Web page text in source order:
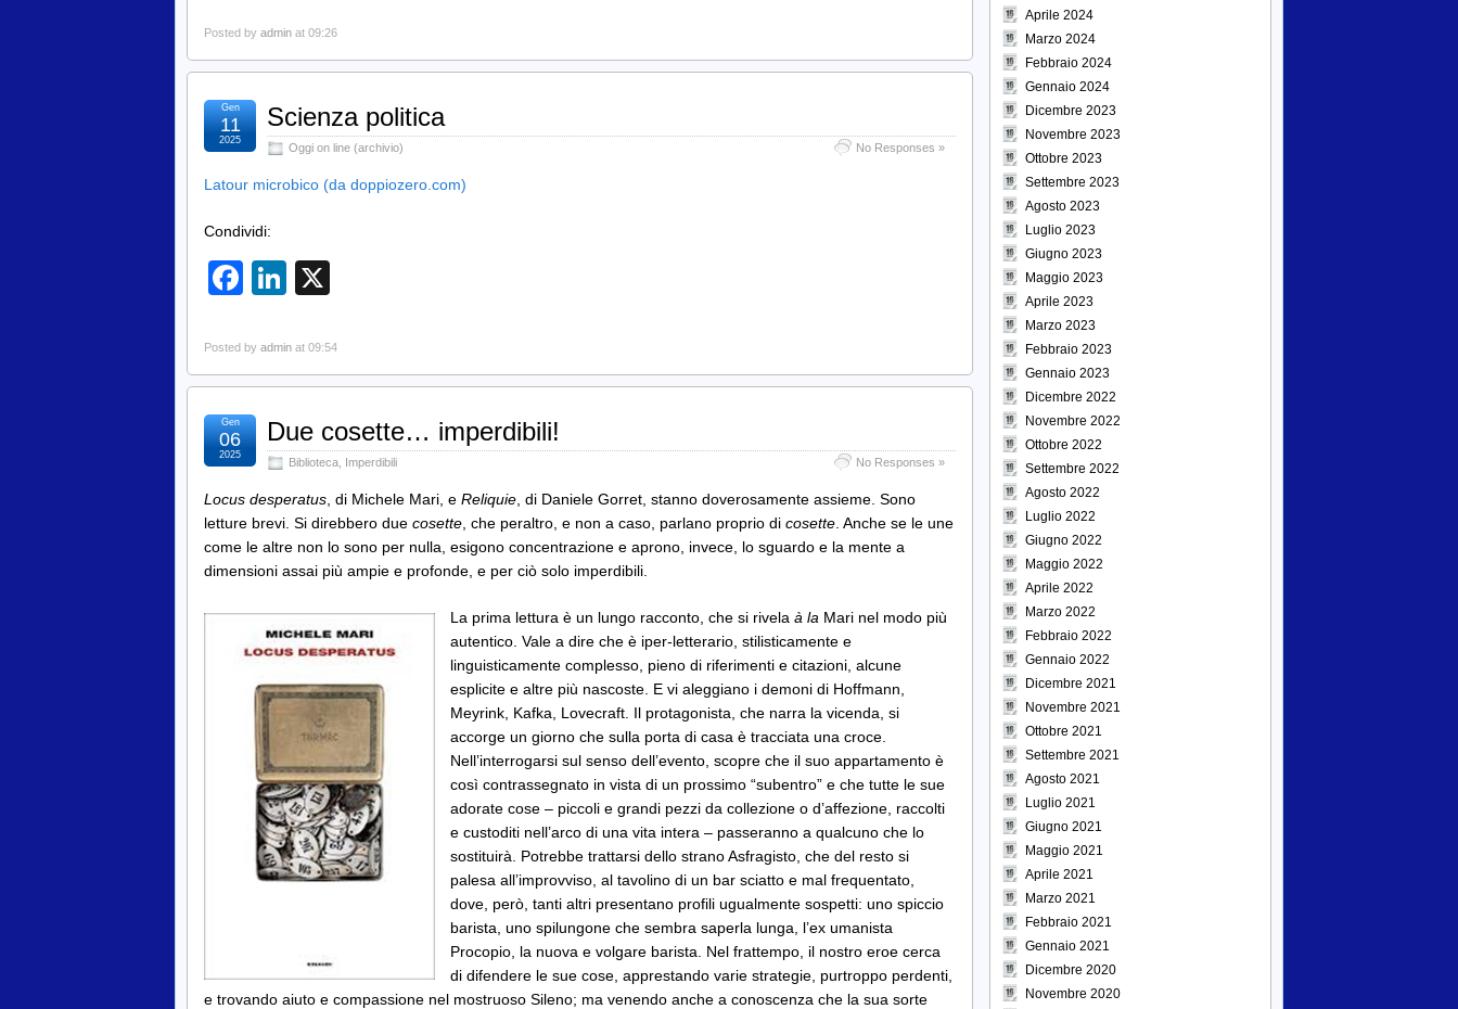
Posted by admin at 09:26
Scienza politica
Oggi on line (archivio) No Responses »
Gen
11
2025
Latour microbico (da doppiozero.com)
Condividi:
Facebook
LinkedIn
Posted by admin at 09:54
Due cosette… imperdibili!
Biblioteca Imperdibili No Responses »
Gen
06
2025
Locus desperatus , di Michele Mari, e Reliquie , di Daniele Gorret, stanno doverosamente assieme. Sono
letture brevi. Si direbbero due cosette , che peraltro, e non a caso, parlano proprio di cosette . Anche se le une
come le altre non lo sono per nulla, esigono concentrazione e aprono, invece, lo sguardo e la mente a
dimensioni assai più ampie e profonde, e per ciò solo imperdibili.
La prima lettura è un lungo racconto, che si rivela à la Mari nel modo più
autentico. Vale a dire che è iper-letterario, stilisticamente e
linguisticamente complesso, pieno di riferimenti e citazioni, alcune
esplicite e altre più nascoste. E vi aleggiano i demoni di Hoffmann,
Meyrink, Kafka, Lovecraft. Il protagonista, che narra la vicenda, si
accorge un giorno che sulla porta di casa è tracciata una croce.
Nell’interrogarsi sul senso dell’evento, scopre che il suo appartamento è
così contrassegnato in vista di un prossimo “subentro” e che tutte le sue
adorate cose – piccoli e grandi pezzi da collezione o d’affezione, raccolti
e custoditi nell’arco di una vita intera – passeranno a qualcuno che lo
sostituirà. Potrebbe trattarsi dello strano Asfragisto, che del resto si
palesa all’improvviso, al tavolino di un bar sciatto e mal frequentato,
dove, però, tanti altri presentano profili ugualmente sospetti: uno spiccio
barista, uno spilungone che sembra saperla lunga, l’ex umanista
Procopio, la nuova e volgare barista. Nel frattempo, il nostro eroe cerca
di difendere le sue cose, apprestando varie strategie, purtroppo perdenti,
e trovando aiuto e compassione nel mostruoso Sileno; ma venendo anche a conoscenza che la sua sorte
Aprile 2024
Marzo 2024
Febbraio 2024
Gennaio 2024
Dicembre 2023
Novembre 2023
Ottobre 2023
Settembre 2023
Agosto 2023
Luglio 2023
Giugno 2023
Maggio 2023
Aprile 2023
Marzo 2023
Febbraio 2023
Gennaio 2023
Dicembre 2022
Novembre 2022
Ottobre 2022
Settembre 2022
Agosto 2022
Luglio 2022
Giugno 2022
Maggio 2022
Aprile 2022
Marzo 2022
Febbraio 2022
Gennaio 2022
Dicembre 2021
Novembre 2021
Ottobre 2021
Settembre 2021
Agosto 2021
Luglio 2021
Giugno 2021
Maggio 2021
Aprile 2021
Marzo 2021
Febbraio 2021
Gennaio 2021
Dicembre 2020
Novembre 2020